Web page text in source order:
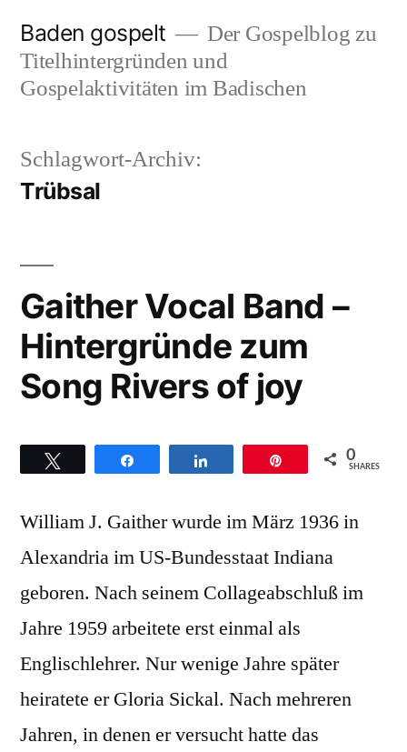
Inhalt
springen
Baden gospelt
Der Gospelblog zu
Titelhintergründen und
Gospelaktivitäten im Badischen
Schlagwort-Archiv:
Trübsal
Gaither Vocal Band –
Hintergründe zum
Song Rivers of joy
0
SHARES
William J. Gaither wurde im März 1936 in
Alexandria im US-Bundesstaat Indiana
geboren. Nach seinem Collageabschluß im
Jahre 1959 arbeitete erst einmal als
Englischlehrer. Nur wenige Jahre später
heiratete er Gloria Sickal. Nach mehreren
Jahren, in denen er versucht hatte das